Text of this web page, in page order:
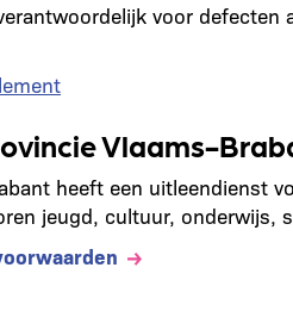
voor
Vlaams-
heeft een uitleendienst
jeugd, cultuur, onderwijs,